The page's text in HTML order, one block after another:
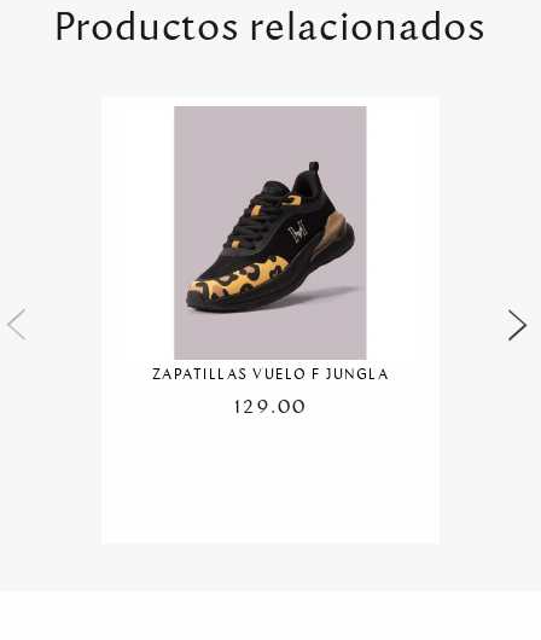
Productos relacionados
ZAPATILLAS VUELO F JUNGLA
129.00